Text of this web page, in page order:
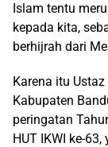
Islam tentu
kepada kita,
berhijrah dari
Karena itu
Kabupaten
peringatan
HUT IKWI ke-